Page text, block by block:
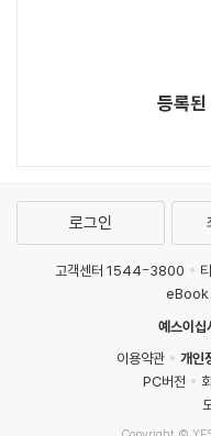
등록된
로그인
고객센터 1544-3800
eBook
예스이
이용약관
개인
PC버전